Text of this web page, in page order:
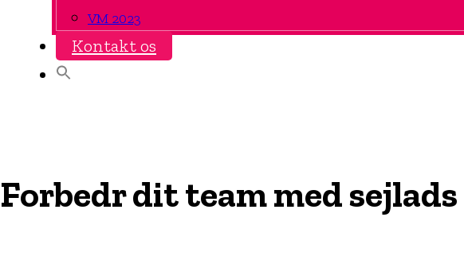
VM 2023
Kontakt os
Forbedr dit team med